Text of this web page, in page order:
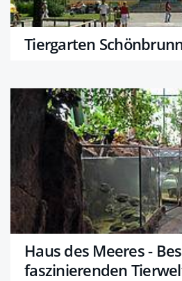
Tiergarten
Haus des Meeres -
faszinierenden